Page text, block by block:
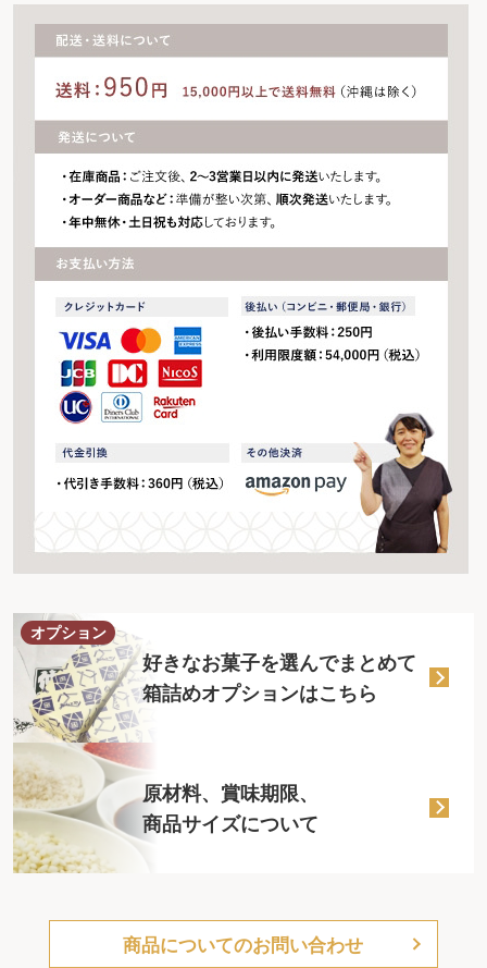
オプション
好きなお菓子を選んでまとめて
箱詰めオプションはこちら
原材料、賞味期限、
商品サイズについて
商品についてのお問い合わせ